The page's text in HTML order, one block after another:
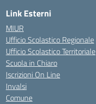
Link Esterni
MIUR
Ufficio Scolastico Regionale
Ufficio Scolastico Territoriale
Scuola in Chiaro
Iscrizioni On Line
Invalsi
Comune